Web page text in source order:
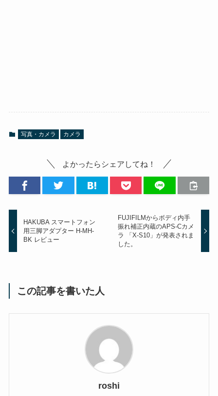
写真・カメラ カメラ
よかったらシェアしてね！
HAKUBA スマートフォン
用三脚アダプター H-MH-
BK レビュー
FUJIFILMからボディ内手
振れ補正内蔵のAPS-Cカメ
ラ 「X-S10」が発表されま
した。
この記事を書いた人
roshi